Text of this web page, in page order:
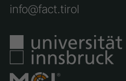
info@fact.tirol